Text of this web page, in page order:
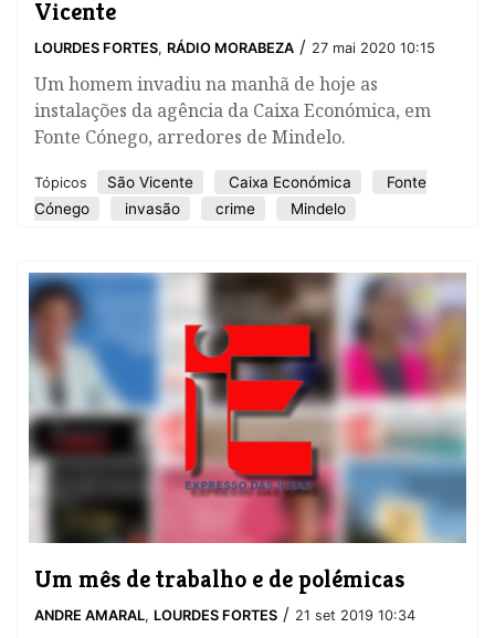
Vicente
LOURDES FORTES, RÁDIO MORABEZA / 27 mai 2020 10:15
Um homem invadiu na manhã de hoje as
instalações da agência da Caixa Económica, em
Fonte Cónego, arredores de Mindelo.
Tópicos São Vicente Caixa Económica
Fonte
Cónego
invasão crime Mindelo
Um mês de trabalho e de polémicas
ANDRE AMARAL, LOURDES FORTES / 21 set 2019 10:34